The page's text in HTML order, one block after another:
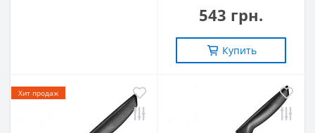
543 грн.
Купить
Хит продаж